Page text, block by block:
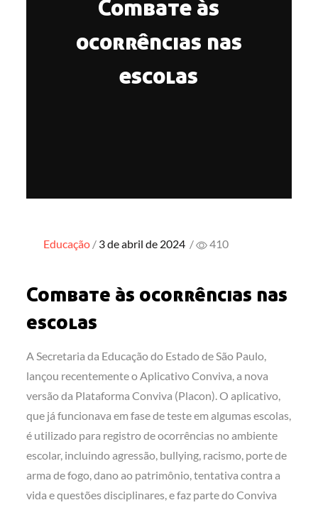
Combate às
ocorrências nas
escolas
Educação Posted
3 de abril de 2024 / 410
Combate às ocorrências nas
escolas
A Secretaria da Educação do Estado de São Paulo,
lançou recentemente o Aplicativo Conviva, a nova
versão da Plataforma Conviva (Placon). O aplicativo,
que já funcionava em fase de teste em algumas escolas,
é utilizado para registro de ocorrências no ambiente
escolar, incluindo agressão, bullying, racismo, porte de
arma de fogo, dano ao patrimônio, tentativa contra a
vida e questões disciplinares, e faz parte do Conviva